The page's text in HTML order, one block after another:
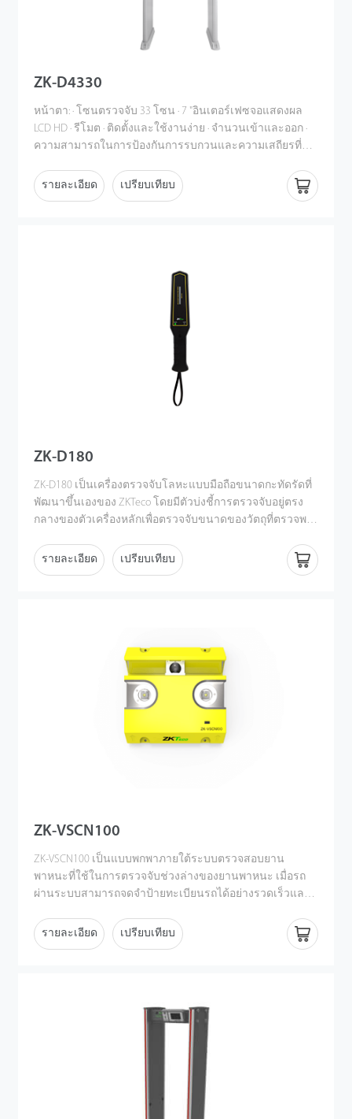
ZK-D4330
หน้าตา: · โซนตรวจจับ 33 โซน · 7 "อินเตอร์เฟซจอแสดงผล
LCD HD · รีโมต · ติดตั้งและใช้งานง่าย · จํานวนเข้าและออก ·
ความสามารถในการป้องกันการรบกวนและความเสถียรที่
รองรับการปรับแต่งอินเทอร์เฟซภาษาต่างๆ · ความแม่นยํา
และความเร็วในการตรวจสอบที่สูงขึ้น · ผ่านการนับและฟัง
รายละเอียด เปรียบเทียบ
ZK-D180
ZK-D180 เป็นเครื่องตรวจจับโลหะแบบมือถือขนาดกะทัดรัดที่
พัฒนาขึ้นเองของ ZKTeco โดยมีตัวบ่งชี้การตรวจจับอยู่ตรง
กลางของตัวเครื่องหลักเพื่อตรวจจับขนาดของวัตถุที่ตรวจพบ
มือที่สมบูรณ์แบบสําหรับการเร่งกระบวนการรักษาความ
ปลอดภัย เสียงที่ควบคุมได้และเอฟเฟกต์การสั่นสะเทือนเป็น
รายละเอียด เปรียบเทียบ
ZK-VSCN100
ZK-VSCN100 เป็นแบบพกพาภายใต้ระบบตรวจสอบยาน
พาหนะที่ใช้ในการตรวจจับช่วงล่างของยานพาหนะ เมื่อรถ
ผ่านระบบสามารถจดจําป้ายทะเบียนรถได้อย่างรวดเร็วและ
ถูกบันทึกไว้ในคอมพิวเตอร์ ด้วยฟังก์ชั่นการตรวจจับวัตถุ
แปลกปลอมระบบสามารถระบุวัตถุต้องสงสัยที่ติดอยู่ที่ด้าน
ตั้งได้ภายใน 10 นาทีรวมถึงการเดินสายไฟ นอกจากนี้ยัง
สะดวกในการเคลื่อนย้ายและส่งมอบเนื่องจากส่วนประกอบ
ทั้งหมดสามารถวางในตู้ที่มีล้อได้ ภายใต้ระบบตรวจสอบยาน
พาหนะนี้ช่วยปรับปรุงประสิทธิภาพและความแม่นยําของการ
ตรวจสอบความปลอดภัยอย่างมากเพื่อให้ได้ระดับความ
รายละเอียด เปรียบเทียบ